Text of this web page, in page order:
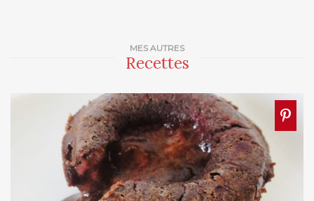
MES AUTRES
Recettes